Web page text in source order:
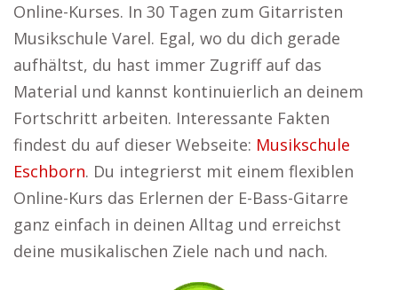
Online-Kurses. In 30 Tagen zum Gitarristen
Musikschule Varel. Egal, wo du dich gerade
aufhältst, du hast immer Zugriff auf das
Material und kannst kontinuierlich an deinem
Fortschritt arbeiten. Interessante Fakten
findest du auf dieser Webseite: Musikschule
Eschborn. Du integrierst mit einem flexiblen
Online-Kurs das Erlernen der E-Bass-Gitarre
ganz einfach in deinen Alltag und erreichst
deine musikalischen Ziele nach und nach.